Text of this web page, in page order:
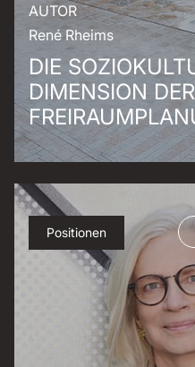
AUTOR
René Rheims
DIE
DIMENSION DER
Positionen